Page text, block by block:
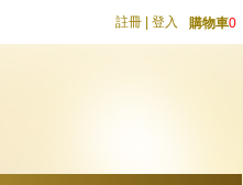
註冊 登入 購物車0